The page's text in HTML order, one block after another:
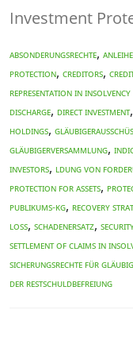
FORTBILDUNGEN
HOCHSCHULE
KARRIERE
SERVICE
Investment
Absonderungsrechte,
protection, creditors,
representation in insolvency
discharge, direct investment,
holdings,
Gläubigerversammlung,
investors, ldung von
protection for assets,
Publikums-KG, recovery
loss, Schadenersatz,
settlement of claims in
Sicherungsrechte für
der Restschuldbefreiung